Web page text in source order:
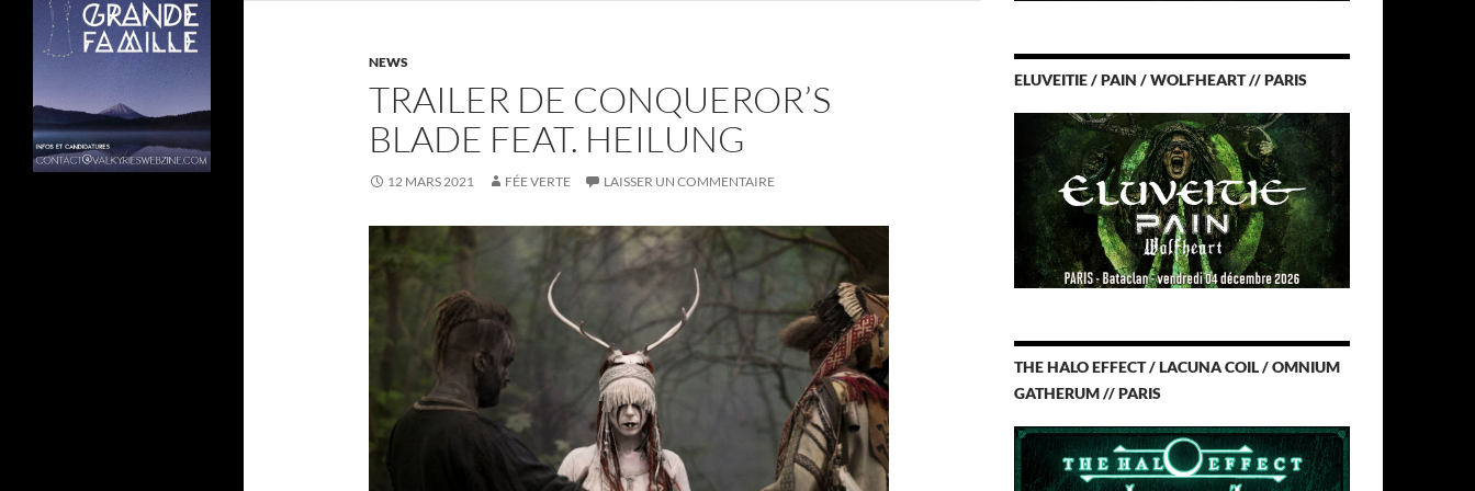
NEWS
TRAILER DE CONQUEROR’S
BLADE FEAT. HEILUNG
12 MARS 2021 FÉE VERTE LAISSER UN COMMENTAIRE
ELUVEITIE / PAIN / WOLFHEART // PARIS
THE HALO EFFECT / LACUNA COIL / OMNIUM
GATHERUM // PARIS